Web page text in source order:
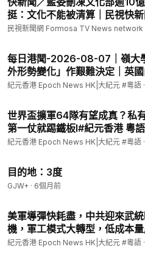
責任編輯：Rm
挺：文化不能被清算｜民視快新
民視新聞網 Formosa TV News network
每日港聞-2026-08-07｜嶺大
外形勢變化」作艱難決定｜英
具「政治動機」定罪BNO簽證
「煙頭」極可能是慘劇元兇｜
紀元香港 Epoch News HK|大紀元 #粵語 ·
世界盃擴軍64隊有望成真？私
第一仗就踢鐵板l#紀元香港 粵語
紀元香港 Epoch News HK|大紀元 #粵語 ·
目的地：3度
GJW+ · 6個月前
美軍導彈快耗盡，中共迎來武
機，軍工模式大轉型，低成本
l#紀元香港 粵語
紀元香港 Epoch News HK|大紀元 #粵語 ·